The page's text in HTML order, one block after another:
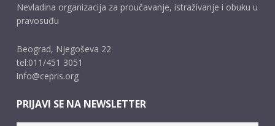
Nevladina organizacija za proučavanje, istraživanje i obuku u
pravosuđu
Beograd, Njegoševa 22
tel:011/451 3051
info@cepris.org
PRIJAVI SE NA NEWSLETTER